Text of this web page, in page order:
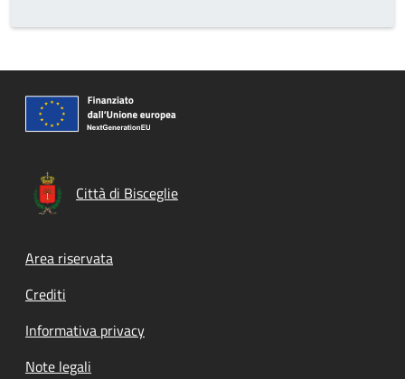
Città di Bisceglie
Footer menu
Area riservata
Crediti
Informativa privacy
Note legali